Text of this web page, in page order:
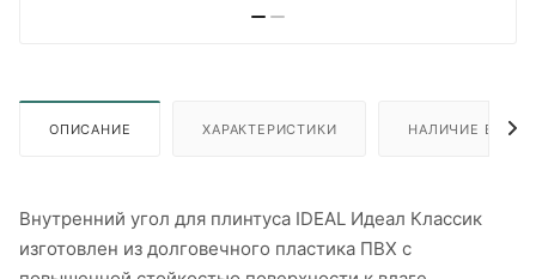
ОПИСАНИЕ ХАРАКТЕРИСТИКИ НАЛИЧИЕ В
Внутренний угол для плинтуса IDEAL Идеал Классик
изготовлен из долговечного пластика ПВХ с